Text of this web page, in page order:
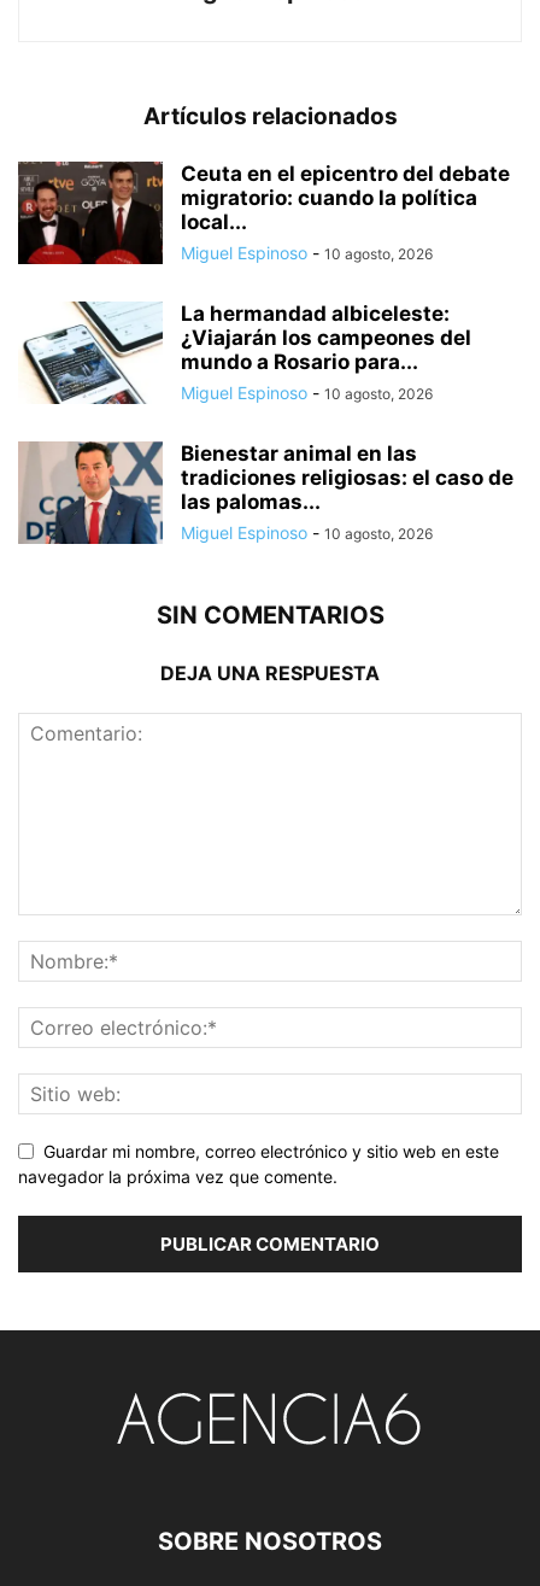
Artículos relacionados
Ceuta en el epicentro del debate
migratorio: cuando la política
local...
Miguel Espinoso - 10 agosto, 2026
La hermandad albiceleste:
¿Viajarán los campeones del
mundo a Rosario para...
Miguel Espinoso - 10 agosto, 2026
Bienestar animal en las
tradiciones religiosas: el caso de
las palomas...
Miguel Espinoso - 10 agosto, 2026
SIN COMENTARIOS
DEJA UNA RESPUESTA
Guardar mi nombre, correo electrónico y sitio web en este
navegador la próxima vez que comente.
SOBRE NOSOTROS